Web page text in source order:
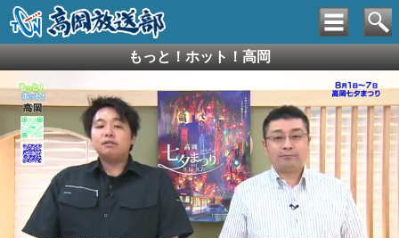
もっと！ホット！高岡